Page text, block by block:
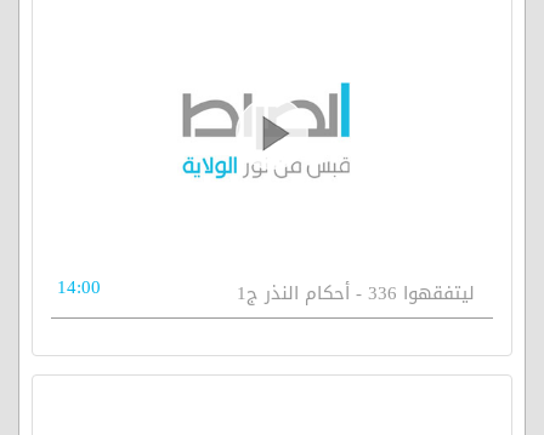
ليتفقهوا 336 - أحكام النذر ج1 14:00